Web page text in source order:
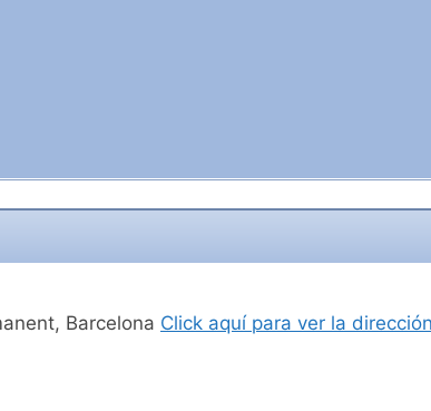
Barcelona Click aquí para ver la